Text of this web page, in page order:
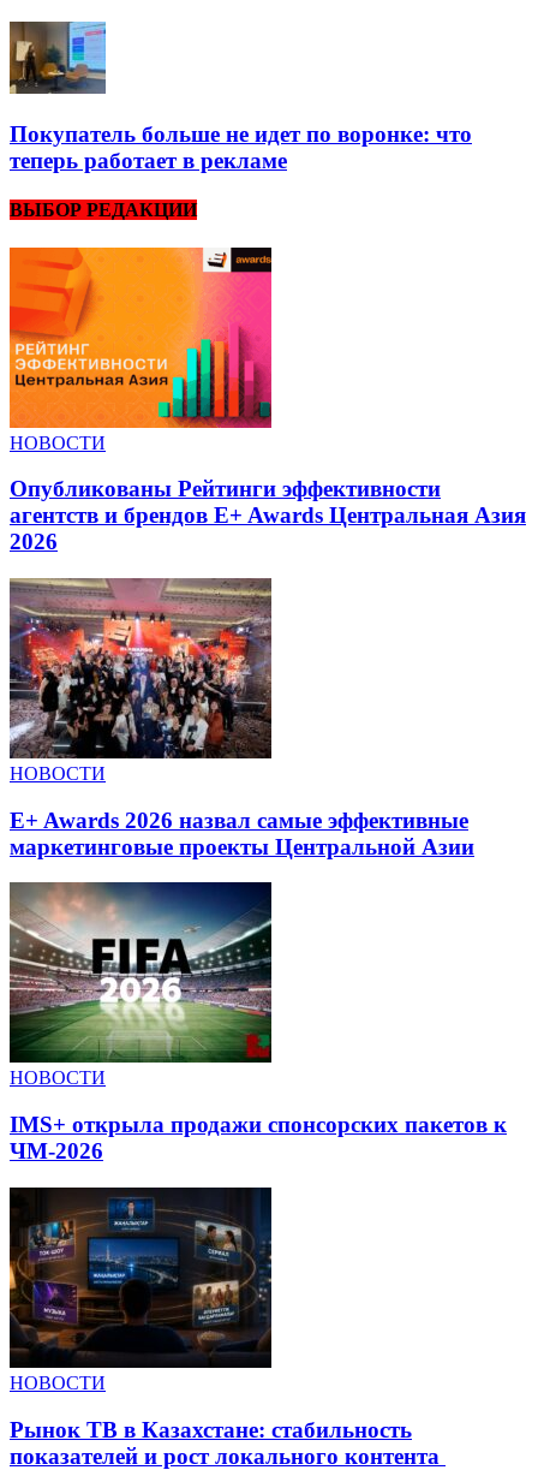
Покупатель больше не идет по воронке: что
теперь работает в рекламе
ВЫБОР РЕДАКЦИИ
НОВОСТИ
Опубликованы Рейтинги эффективности
агентств и брендов E+ Awards Центральная Азия
2026
НОВОСТИ
E+ Awards 2026 назвал самые эффективные
маркетинговые проекты Центральной Азии
НОВОСТИ
IMS+ открыла продажи спонсорских пакетов к
ЧМ-2026
НОВОСТИ
Рынок ТВ в Казахстане: стабильность
показателей и рост локального контента